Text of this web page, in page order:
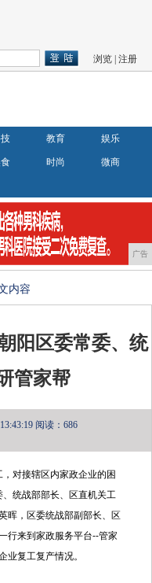
浏览 |注册
教育 娱乐
时尚 微商
广告
内容
阳区委常委、统
管家帮
阅读：686
对接辖区内家政企业的困
统战部部长、区直机关工
晖，区委统战部副部长、区
行来到家政服务平台--管家
业复工复产情况。